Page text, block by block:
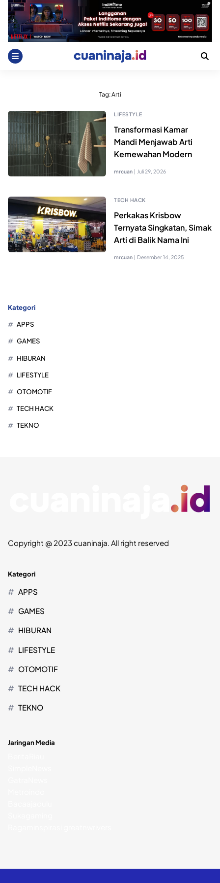
Skip
content
Tag:Arti
LIFESTYLE
Transformasi Kamar
Mandi Menjawab Arti
Kemewahan Modern
mrcuan | Juli 29, 2026
TECH HACK
Perkakas Krisbow
Ternyata Singkatan, Simak
Arti di Balik Nama Ini
mrcuan | Desember 14, 2025
Kategori
APPS
GAMES
HIBURAN
LIFESTYLE
OTOMOTIF
TECH HACK
TEKNO
Copyright @ 2023 cuaninaja. All right reserved
Kategori
APPS
GAMES
HIBURAN
LIFESTYLE
OTOMOTIF
TECH HACK
TEKNO
Jaringan Media